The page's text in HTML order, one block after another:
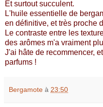
Et surtout succulent.
L'huile essentielle de
en définitive, et très proche
Le contraste entre les
des arômes m'a vraiment
J'ai hâte de recommencer,
parfums !
Bergamote à 23:50